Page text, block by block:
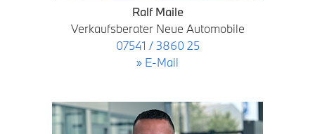
Ralf Maile
Verkaufsberater Neue Automobile
07541 / 3860 25
» E-Mail